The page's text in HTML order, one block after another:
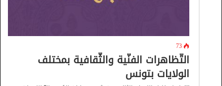
73
التّظاهرات الفنّية والثّقافية بمختلف
الولايات بتونس